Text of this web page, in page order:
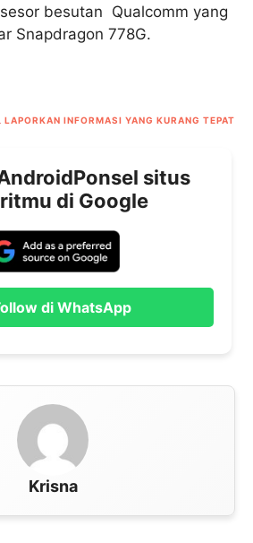
besutan Qualcomm yang
Snapdragon 778G.
LAPORKAN INFORMASI YANG KURANG TEPAT
situs
di Google
di WhatsApp
Krisna